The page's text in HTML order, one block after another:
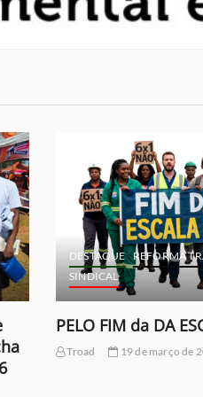
SINDICAL
Empossada
Sindicato dos